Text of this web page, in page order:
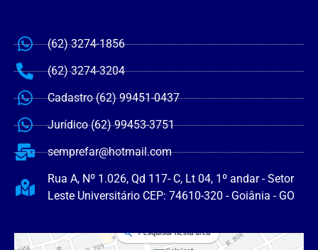
(62) 3274-1856
(62) 3274-3204
Cadastro (62) 99451-0437
Jurídico (62) 99453-3751
semprefar@hotmail.com
Rua A, Nº 1.026, Qd 117- C, Lt 04, 1º andar - Setor
Leste Universitário CEP: 74610-320 - Goiânia - GO